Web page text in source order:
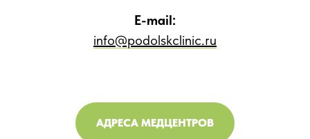
E-mail:
info@podolskclinic.ru
АДРЕСА МЕДЦЕНТРОВ